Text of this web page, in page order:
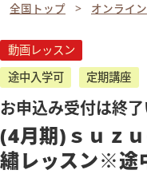
全国トップ オンライン
動画レッスン
途中入学可
定期講座
お申込み受付は終
(4月期)ｓｕｚ
繡レッスン※途